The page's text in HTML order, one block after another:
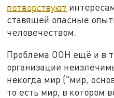
потворствуют
ставящей опасные
человечеством.
Проблема ООН ещё и в
организации
некогда мир ("мир,
то есть мир, в котором